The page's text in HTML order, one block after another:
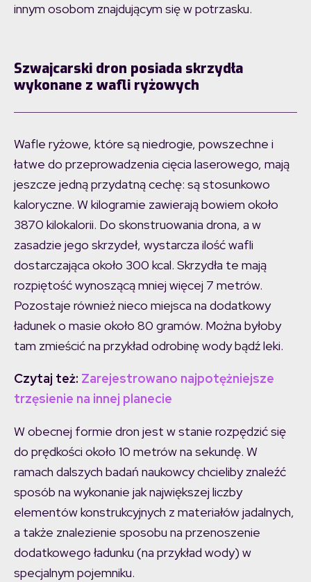
innym osobom znajdującym się w potrzasku.
Szwajcarski dron posiada skrzydła
wykonane z wafli ryżowych
Wafle ryżowe, które są niedrogie, powszechne i
łatwe do przeprowadzenia cięcia laserowego, mają
jeszcze jedną przydatną cechę: są stosunkowo
kaloryczne. W kilogramie zawierają bowiem około
3870 kilokalorii. Do skonstruowania drona, a w
zasadzie jego skrzydeł, wystarcza ilość wafli
dostarczająca około 300 kcal. Skrzydła te mają
rozpiętość wynoszącą mniej więcej 7 metrów.
Pozostaje również nieco miejsca na dodatkowy
ładunek o masie około 80 gramów. Można byłoby
tam zmieścić na przykład odrobinę wody bądź leki.
Czytaj też: Zarejestrowano najpotężniejsze
trzęsienie na innej planecie
W obecnej formie dron jest w stanie rozpędzić się
do prędkości około 10 metrów na sekundę. W
ramach dalszych badań naukowcy chcieliby znaleźć
sposób na wykonanie jak największej liczby
elementów konstrukcyjnych z materiałów jadalnych,
a także znalezienie sposobu na przenoszenie
dodatkowego ładunku (na przykład wody) w
specjalnym pojemniku.